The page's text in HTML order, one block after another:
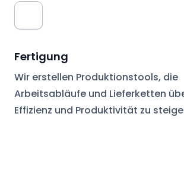
Fertigung
Wir erstellen Produktionstools, die
Arbeitsabläufe und Lieferketten
Effizienz und Produktivität zu